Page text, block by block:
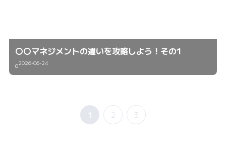
〇〇マネジメントの違いを攻略しよう！その1
02026-06-24
1 2 3